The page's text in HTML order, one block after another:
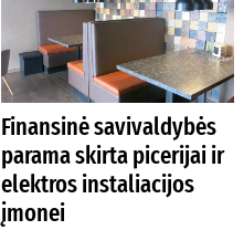
Finansinė savivaldybės
parama skirta picerijai ir
elektros instaliacijos
įmonei